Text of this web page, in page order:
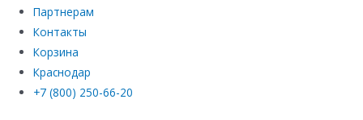
Партнерам
Контакты
Корзина
Краснодар
+7 (800) 250-66-20